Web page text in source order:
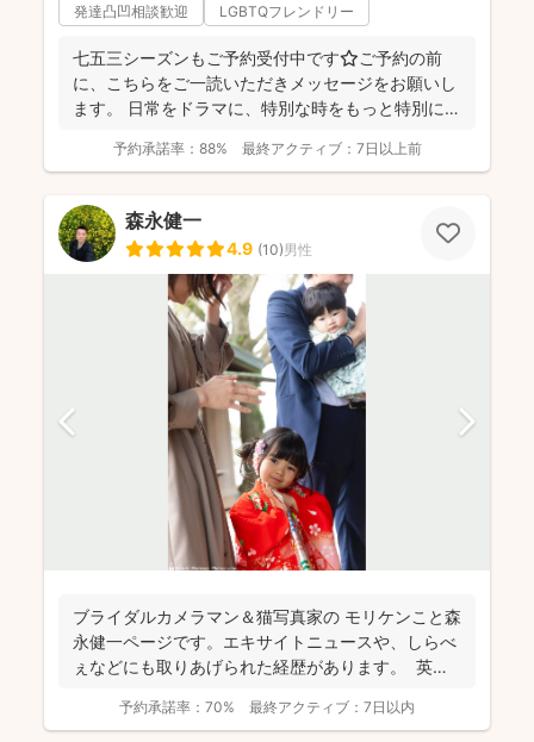
発達凸凹相談歓迎 LGBTQフレンドリー
七五三シーズンもご予約受付中です⭐️ご予約の前
に、こちらをご一読いただきメッセージをお願いし
ます。 日常をドラマに、特別な時をもっと特別に
予約承諾率： 88% 最終アクティブ： 7日以上前
森永健一
4.9 (10)男性
ブライダルカメラマン＆猫写真家の​ モリケンこと森
永健一ページです。エキサイトニュースや、しらべ
ぇなどにも取りあげられた経歴があります。 英語
予約承諾率： 70% 最終アクティブ： 7日以内